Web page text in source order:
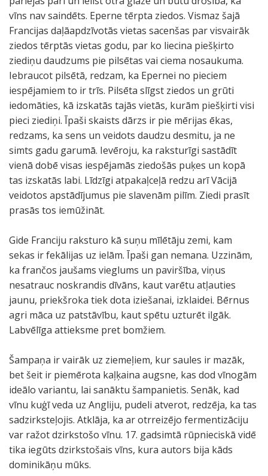
vīns nav saindēts. Eperne tērpta ziedos. Vismaz šajā
Francijas daļāapdzīvotās vietas sacenšas par visvairāk
ziedos tērptās vietas godu, par ko liecina piešķirto
ziediņu daudzums pie pilsētas vai ciema nosaukuma.
Iebraucot pilsētā, redzam, ka Epernei no pieciem
iespējamiem to ir trīs. Pilsēta slīgst ziedos un grūti
iedomāties, kā izskatās tajās vietās, kurām piešķirti visi
pieci ziediņi. Īpaši skaists dārzs ir pie mērijas ēkas,
redzams, ka sens un veidots daudzu desmitu, ja ne
simts gadu garumā. Ievēroju, ka raksturīgi sastādīt
vienā dobē visas iespējamās ziedošās puķes un kopā
tas izskatās labi. Līdzīgi atpakaļceļā redzu arī Vācijā
veidotos apstādījumus pie slavenām pilīm. Ziedi prasīt
prasās tos iemūžināt.
Gide Franciju raksturo kā suņu mīlētāju zemi, kam
sekas ir fekālijas uz ielām. Īpaši gan nemana. Uzzinām,
ka frančos jaušams vieglums un paviršība, viņus
nesatrauc noskrandis dīvāns, kaut varētu atļauties
jaunu, priekšroka tiek dota iziešanai, izklaidei. Bērnus
agri māca uz patstāvību, kaut spētu uzturēt ilgāk.
Labvēlīga attieksme pret bomžiem.
Šampaņa ir vairāk uz ziemeļiem, kur saules ir mazāk,
bet šeit ir piemērota kaļķaina augsne, kas dod vīnogām
ideālo variantu, lai sanāktu šampanietis. Senāk, kad
vīnu kuģī veda uz Angliju, pudeli atverot, redzēja, ka tas
sadzirksteļojis. Atklāja, ka ar otrreizējo fermentizāciju
var ražot dzirkstošo vīnu. 17. gadsimtā rūpnieciskā vidē
tika iegūts dzirkstošais vīns, kura autors bija kāds
dominikāņu mūks.